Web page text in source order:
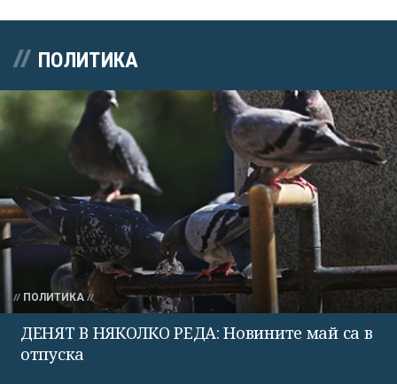
ПОЛИТИКА
ПОЛИТИКА
ДЕНЯТ В НЯКОЛКО РЕДА: Новините май са в
отпуска